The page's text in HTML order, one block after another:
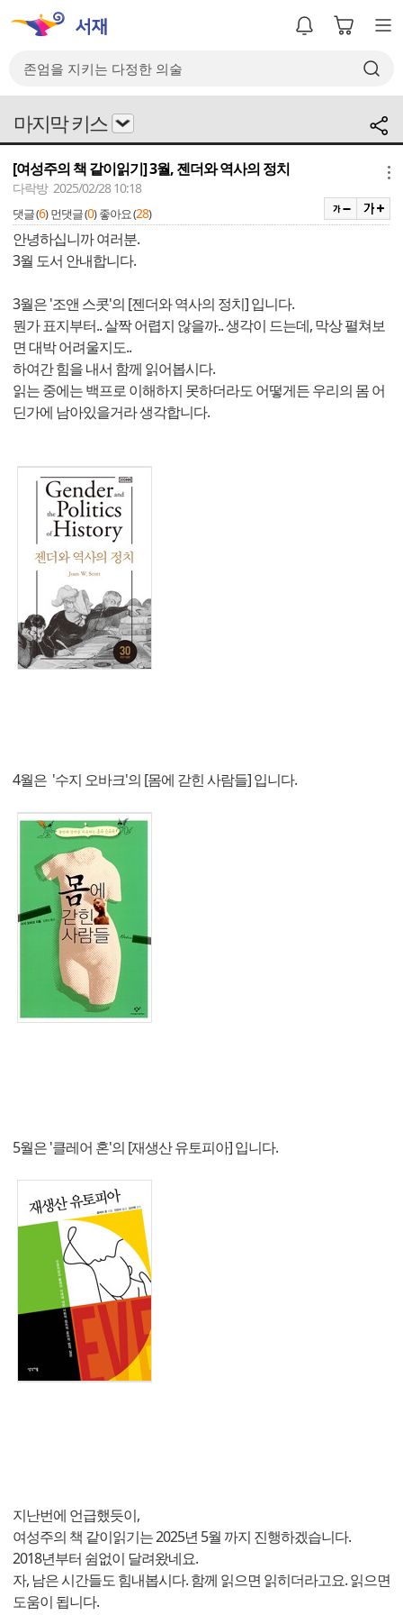
마지막 키스
[여성주의 책 같이읽기] 3월, 젠더와 역사의 정치
다락방 2025/02/28 10:18
댓글 (6) 먼댓글 (0) 좋아요 (28)
안녕하십니까 여러분.
3월 도서 안내합니다.
3월은 '조앤 스콧'의 [젠더와 역사의 정치] 입니다.
뭔가 표지부터.. 살짝 어렵지 않을까.. 생각이 드는데, 막상 펼쳐보
면 대박 어려울지도..
하여간 힘을 내서 함께 읽어봅시다.
읽는 중에는 백프로 이해하지 못하더라도 어떻게든 우리의 몸 어
딘가에 남아있을거라 생각합니다.
4월은 '수지 오바크'의 [몸에 갇힌 사람들] 입니다.
5월은 '클레어 혼'의 [재생산 유토피아] 입니다.
지난번에 언급했듯이,
여성주의 책 같이읽기는 2025년 5월 까지 진행하겠습니다.
2018년부터 쉼없이 달려왔네요.
자, 남은 시간들도 힘내봅시다. 함께 읽으면 읽히더라고요. 읽으면
도움이 됩니다.